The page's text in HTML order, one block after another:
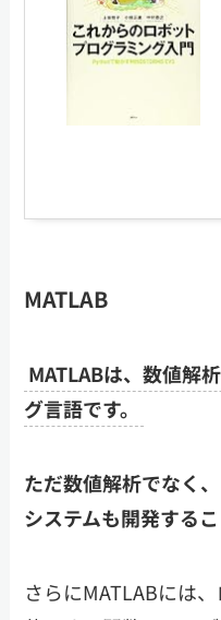
MATLAB
MATLABは、数値解
グ言語です。
ただ数値解析でなく
システムも開発するこ
さらにMATLABには